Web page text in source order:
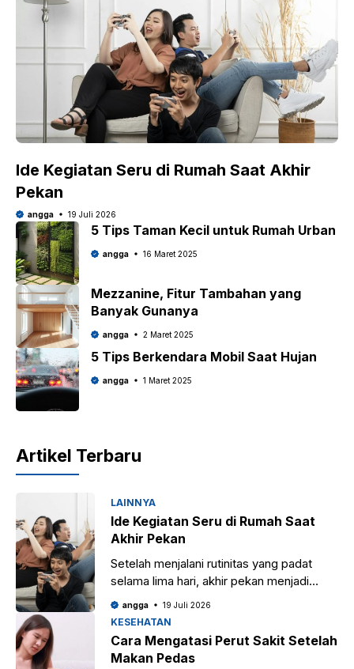
Ide Kegiatan Seru di Rumah Saat Akhir
Pekan
angga 19 Juli 2026
5 Tips Taman Kecil untuk Rumah Urban
angga 16 Maret 2025
Mezzanine, Fitur Tambahan yang
Banyak Gunanya
angga 2 Maret 2025
5 Tips Berkendara Mobil Saat Hujan
angga 1 Maret 2025
Artikel Terbaru
LAINNYA
Ide Kegiatan Seru di Rumah Saat
Akhir Pekan
Setelah menjalani rutinitas yang padat
selama lima hari, akhir pekan menjadi
waktu yang paling tepat untuk beristirahat
dan mengisi ulang energi. Namun,
menikmati hari libur
angga 19 Juli 2026
KESEHATAN
Cara Mengatasi Perut Sakit Setelah
Makan Pedas